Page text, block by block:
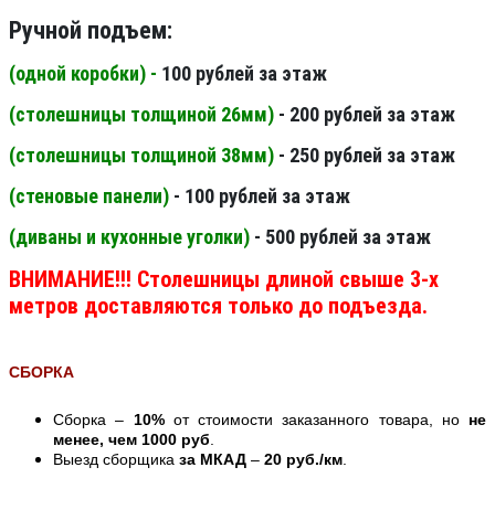
Ручной подъем:
(одной коробки) - 100 рублей за этаж
(столешницы толщиной 26мм) - 200 рублей за этаж
(столешницы толщиной 38мм) - 250 рублей за этаж
(стеновые панели) - 100 рублей за этаж
(диваны и кухонные уголки) - 500 рублей за этаж
ВНИМАНИЕ!!! Столешницы длиной свыше 3-х
метров доставляются только до подъезда.
СБОРКА
Сборка – 10%от стоимости заказанного товара, но не
менее, чем 1000 руб
Выезд сборщика за МКАД – 20 руб./км